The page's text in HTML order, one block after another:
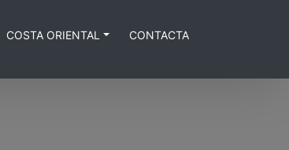
COSTA ORIENTAL CONTACTA